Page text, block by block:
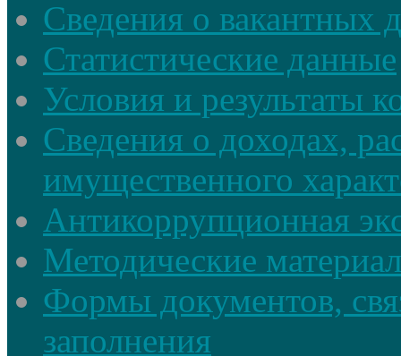
Сведения о вакантных
Статистические данные
Условия и результаты
Сведения о доходах,
имущественного
Антикоррупционная
Методические
Формы документов,
заполнения